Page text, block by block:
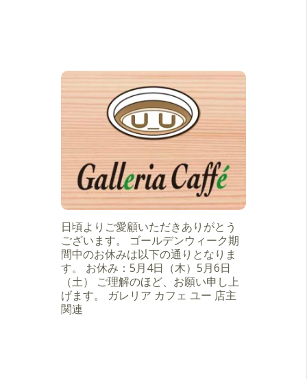
日頃よりご愛顧いただきありがとう
ございます。 ゴールデンウィーク期
間中のお休みは以下の通りとなりま
す。 お休み：5月4日（木）5月6日
（土） ご理解のほど、お願い申し上
げます。 ガレリア カフェ ユー 店主
関連